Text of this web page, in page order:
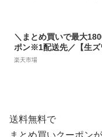
＼まとめ買いで最大
ポン※1配送先／【生ズ
ション 400g(総重量
楽天市場
送料無料で
まとめ買いクーポンが